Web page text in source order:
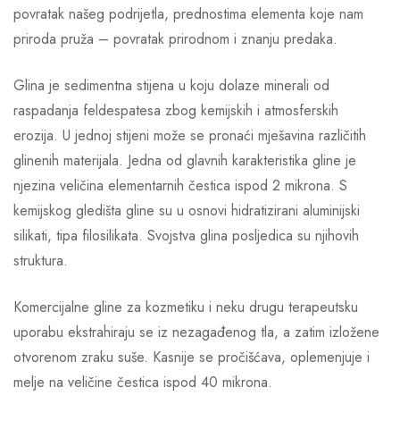
povratak našeg podrijetla, prednostima elementa koje nam
priroda pruža – povratak prirodnom i znanju predaka.
Glina je sedimentna stijena u koju dolaze minerali od
raspadanja feldespatesa zbog kemijskih i atmosferskih
erozija. U jednoj stijeni može se pronaći mješavina različitih
glinenih materijala. Jedna od glavnih karakteristika gline je
njezina veličina elementarnih čestica ispod 2 mikrona. S
kemijskog gledišta gline su u osnovi hidratizirani aluminijski
silikati, tipa filosilikata. Svojstva glina posljedica su njihovih
struktura.
Komercijalne gline za kozmetiku i neku drugu terapeutsku
uporabu ekstrahiraju se iz nezagađenog tla, a zatim izložene
otvorenom zraku suše. Kasnije se pročišćava, oplemenjuje i
melje na veličine čestica ispod 40 mikrona.